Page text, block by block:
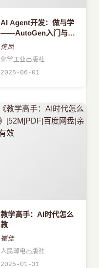
AI Agent开发：做与学
——AutoGen入门与进
阶
佟凤
化学工业出版社
2025-06-01
教学高手：AI时代怎么
教
崔佳
人民邮电出版社
2025-01-31